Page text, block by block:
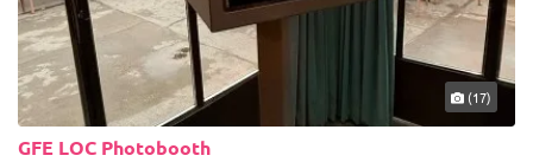
(17)
GFE LOC Photobooth